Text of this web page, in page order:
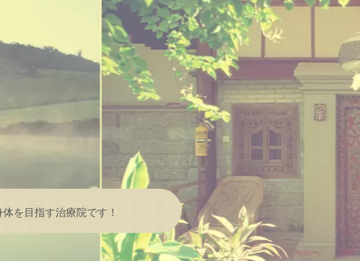
を目指す治療院です！